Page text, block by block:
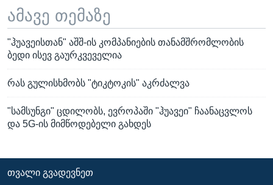
ამავე თემაზე
"ჰუავეისთან" აშშ-ის კომპანიების თანამშრომლობის
ბედი ისევ გაურკვეველია
რას გულისხმობს "ტიკტოკის" აკრძალვა
"სამსუნგი" ცდილობს, ევროპაში "ჰუავეი" ჩაანაცვლოს
და 5G-ის მიმწოდებელი გახდეს
ᲗᲕᲐᲚᲘ ᲒᲕᲐᲓᲔᲕᲜᲔᲗ